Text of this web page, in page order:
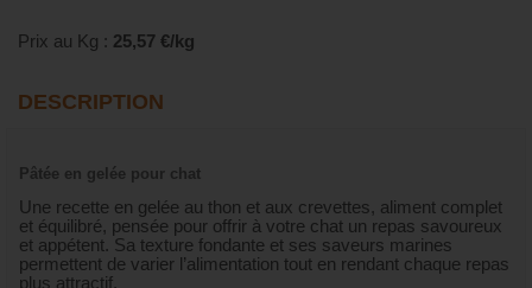
Prix au Kg : 25,57 €/kg
DESCRIPTION
Pâtée en gelée pour chat
Une recette en gelée au thon et aux crevettes, aliment complet
et équilibré, pensée pour offrir à votre chat un repas savoureux
et appétent. Sa texture fondante et ses saveurs marines
permettent de varier l’alimentation tout en rendant chaque repas
plus attractif.